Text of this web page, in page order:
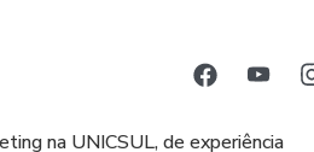
na UNICSUL, de experiência